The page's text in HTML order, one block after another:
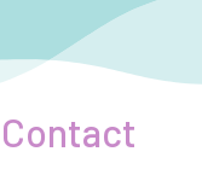
Contact